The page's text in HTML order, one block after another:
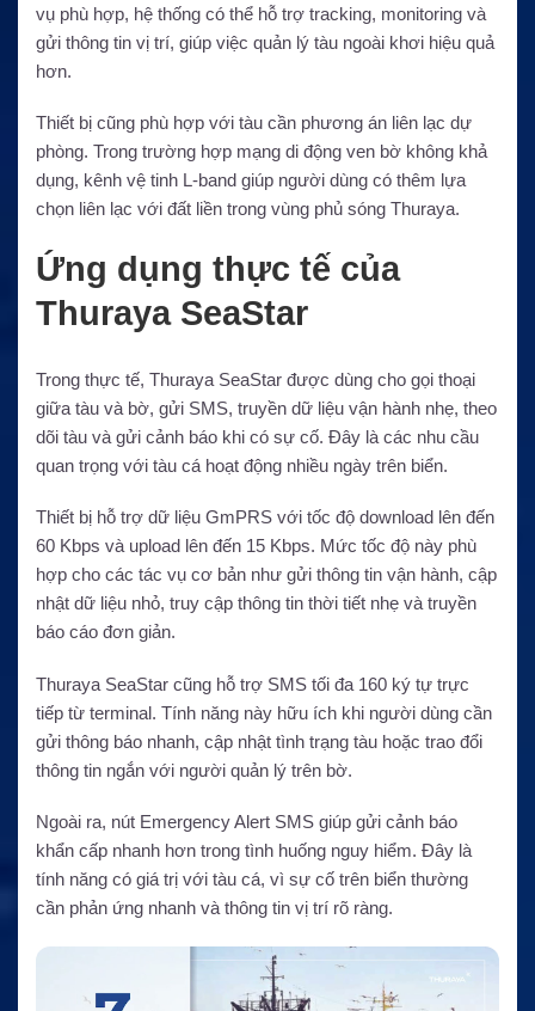
vụ phù hợp, hệ thống có thể hỗ trợ tracking, monitoring và
gửi thông tin vị trí, giúp việc quản lý tàu ngoài khơi hiệu quả
hơn.
Thiết bị cũng phù hợp với tàu cần phương án liên lạc dự
phòng. Trong trường hợp mạng di động ven bờ không khả
dụng, kênh vệ tinh L-band giúp người dùng có thêm lựa
chọn liên lạc với đất liền trong vùng phủ sóng Thuraya.
Ứng dụng thực tế của
Thuraya SeaStar
Trong thực tế, Thuraya SeaStar được dùng cho gọi thoại
giữa tàu và bờ, gửi SMS, truyền dữ liệu vận hành nhẹ, theo
dõi tàu và gửi cảnh báo khi có sự cố. Đây là các nhu cầu
quan trọng với tàu cá hoạt động nhiều ngày trên biển.
Thiết bị hỗ trợ dữ liệu GmPRS với tốc độ download lên đến
60 Kbps và upload lên đến 15 Kbps. Mức tốc độ này phù
hợp cho các tác vụ cơ bản như gửi thông tin vận hành, cập
nhật dữ liệu nhỏ, truy cập thông tin thời tiết nhẹ và truyền
báo cáo đơn giản.
Thuraya SeaStar cũng hỗ trợ SMS tối đa 160 ký tự trực
tiếp từ terminal. Tính năng này hữu ích khi người dùng cần
gửi thông báo nhanh, cập nhật tình trạng tàu hoặc trao đổi
thông tin ngắn với người quản lý trên bờ.
Ngoài ra, nút Emergency Alert SMS giúp gửi cảnh báo
khẩn cấp nhanh hơn trong tình huống nguy hiểm. Đây là
tính năng có giá trị với tàu cá, vì sự cố trên biển thường
cần phản ứng nhanh và thông tin vị trí rõ ràng.